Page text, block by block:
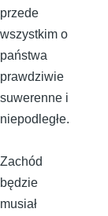
przede
wszystkim o
państwa
prawdziwie
suwerenne i
niepodległe.
Zachód
będzie
musiał